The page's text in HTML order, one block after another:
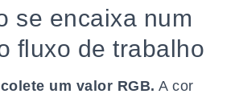
se encaixa num
fluxo de trabalho
um valor RGB. A cor